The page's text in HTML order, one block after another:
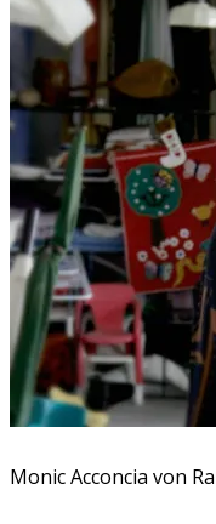
Monic Acconcia von